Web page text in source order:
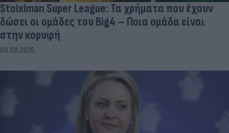
Stoiximan Super League: Τα χρήματα που έχουν
δώσει οι ομάδες του Big4 – Ποια ομάδα είναι
στην κορυφή
08.08.2026